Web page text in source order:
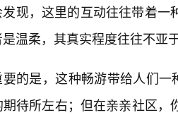
现，这里的互动往往带着一
温柔，其真实程度往往不亚
要的是，这种畅游带给人们一
待所左右；但在亲亲社区